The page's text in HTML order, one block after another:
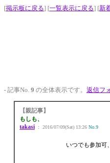
[掲示板に戻る] [一覧表示に戻る] [新
- 記事No. 9 の全体表示です。 返信フ
【親記事】
もしも、
takasi ： 2016/07/09(Sat) 13:26 No.9
いつでも参加可